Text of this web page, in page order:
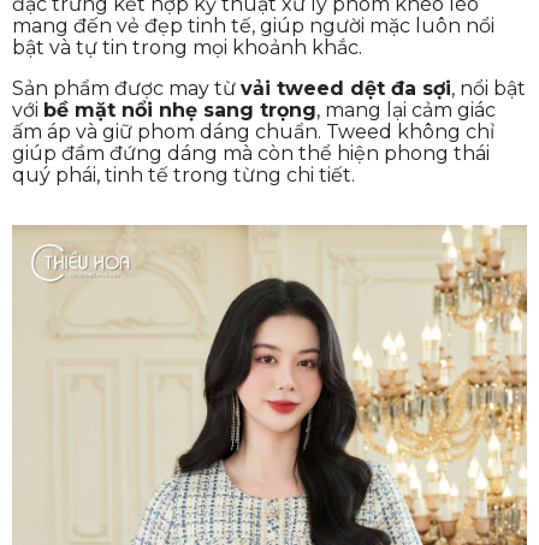
mang đến vẻ đẹp tinh tế, giúp người mặc luôn nổi
bật và tự tin trong mọi khoảnh khắc.
Sản phẩm được may từ vải tweed dệt đa sợi, nổi bật
với bề mặt nổi nhẹ sang trọng, mang lại cảm giác
ấm áp và giữ phom dáng chuẩn. Tweed không chỉ
giúp đầm đứng dáng mà còn thể hiện phong thái
quý phái, tinh tế trong từng chi tiết.